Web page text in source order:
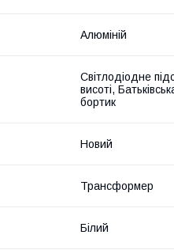
Алюміній
Світлодіодне
висоті,
бортик
Новий
Трансформер
Білий